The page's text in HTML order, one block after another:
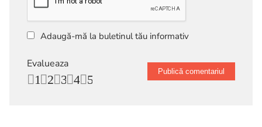
Adaugă-mă la buletinul tău informativ
Evalueaza
5
4
3
2
1